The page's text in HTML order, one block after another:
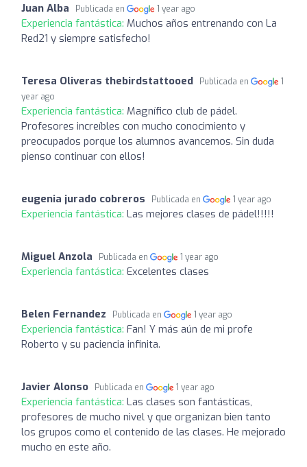
Juan Alba Publicada en 1 year ago
Experiencia fantástica: Muchos años entrenando con La
Red21 y siempre satisfecho!
Teresa Oliveras thebirdstattooed Publicada en
1
year ago
Experiencia fantástica: Magnífico club de pádel.
Profesores increíbles con mucho conocimiento y
preocupados porque los alumnos avancemos. Sin duda
pienso continuar con ellos!
eugenia jurado cobreros Publicada en 1 year ago
Experiencia fantástica: Las mejores clases de pádel!!!!!
Miguel Anzola Publicada en 1 year ago
Experiencia fantástica: Excelentes clases
Belen Fernandez Publicada en 1 year ago
Experiencia fantástica: Fan! Y más aún de mi profe
Roberto y su paciencia infinita.
Javier Alonso Publicada en 1 year ago
Experiencia fantástica: Las clases son fantásticas,
profesores de mucho nivel y que organizan bien tanto
los grupos como el contenido de las clases. He mejorado
mucho en este año.